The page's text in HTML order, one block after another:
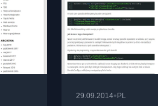
29.09.2014• PL